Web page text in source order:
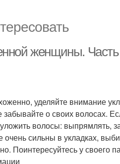
женщины.
уделяйте внимание
забывайте о своих волосах.
волосы: выпрямлять,
сильны в укладках,
Поинтересуйтесь у